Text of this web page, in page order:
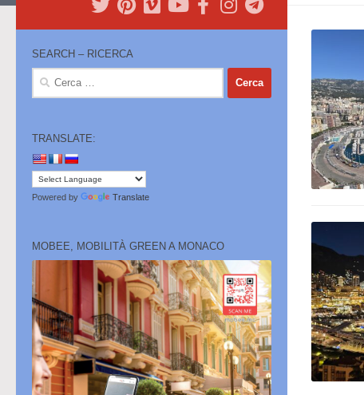
SEARCH – RICERCA
Ricerca
TRANSLATE:
Powered by Translate
MOBEE, MOBILITÀ GREEN A MONACO